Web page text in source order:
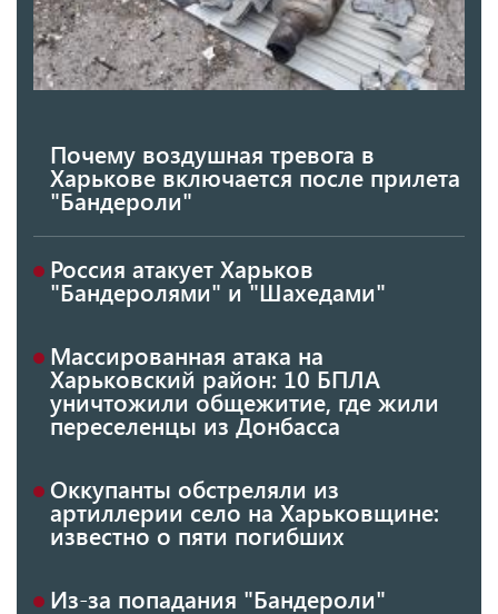
Почему воздушная тревога в
Харькове включается после прилета
"Бандероли"
Россия атакует Харьков
"Бандеролями" и "Шахедами"
Массированная атака на
Харьковский район: 10 БПЛА
уничтожили общежитие, где жили
переселенцы из Донбасса
Оккупанты обстреляли из
артиллерии село на Харьковщине:
известно о пяти погибших
Из-за попадания "Бандероли"